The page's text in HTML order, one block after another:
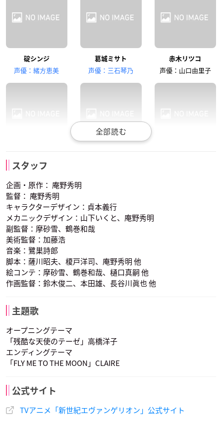
石田彰 清川元夢 結城比呂
長沢美樹
岩永哲哉
相田ケンスケ
岩男潤子
洞木ヒカリ
碇シンジ
声優：緒方恵美
葛城ミサト
声優：三石琴乃
赤木リツコ
声優：山口由里子
声優：林原めぐみ
渚カヲル
声優：石田彰
冬月コウゾウ
声優：清川元夢
伊吹マヤ
声優：長沢美樹 声優：子安武人
スタッフ
企画・原作： 庵野秀明
監督： 庵野秀明
キャラクターデザイン：貞本義行
メカニックデザイン：山下いくと、庵野秀明
副監督：摩砂雪、鶴巻和哉
美術監督：加藤浩
音楽：鷺巣詩郎
脚本：薩川昭夫、榎戸洋司、庵野秀明 他
絵コンテ：摩砂雪、鶴巻和哉、樋口真嗣 他
作画監督：鈴木俊二、本田雄、長谷川眞也 他
主題歌
オープニングテーマ
「残酷な天使のテーゼ」高橋洋子
エンディングテーマ
「FLY ME TO THE MOON」CLAIRE
公式サイト
TVアニメ「新世紀エヴァンゲリオン」公式サイト